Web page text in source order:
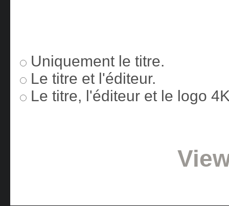
Uniquement le titre.
Le titre et l'éditeur.
Le titre, l'éditeur et le logo